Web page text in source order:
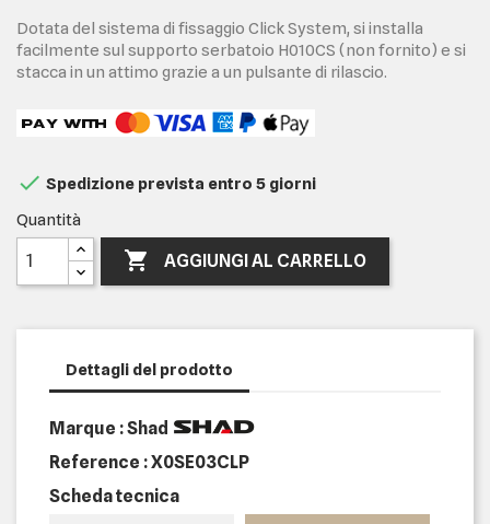
Dotata del sistema di fissaggio Click System, si installa
facilmente sul supporto serbatoio H010CS (non fornito) e si
stacca in un attimo grazie a un pulsante di rilascio.
 Spedizione prevista entro 5 giorni
Quantità
 AGGIUNGI AL CARRELLO
Dettagli del prodotto
Marque : Shad
Reference :X0SE03CLP
Scheda tecnica